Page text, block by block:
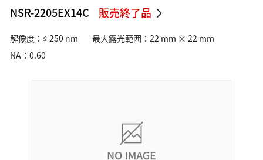
NSR-2205EX14C 販売終了品
解像度：≦ 250 nm
最大露光範囲：22 mm × 22 mm
NA：0.60